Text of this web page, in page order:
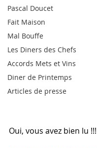
Pascal Doucet
Fait Maison
Mal Bouffe
Les Diners des Chefs
Accords Mets et Vins
Diner de Printemps
Articles de presse
Oui, vous avez bien lu !!!